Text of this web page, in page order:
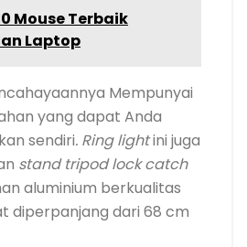
Mouse Terbaik
Laptop
Mempunyai
yang dapat Anda
sendiri. Ring lightini juga
stand tripod lock catch
aluminium berkualitas
diperpanjang dari 68 cm